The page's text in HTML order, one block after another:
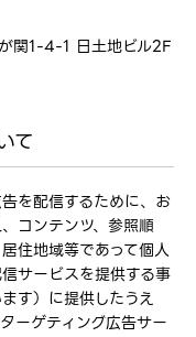
関1-4-1 日土地ビル2F
て
を配信するために、お
コンテンツ、参照順
住地域等であって個人
サービスを提供する事
す）に提供したうえ
ーゲティング広告サー